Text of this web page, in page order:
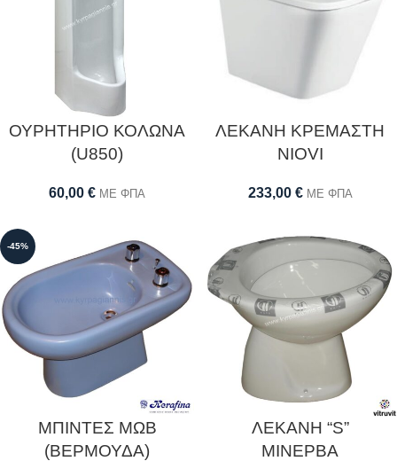
ΟΥΡΗΤΗΡΙΟ ΚΟΛΩΝΑ
(U850)
60,00 € ΜΕ ΦΠΑ
ΛΕΚΑΝΗ ΚΡΕΜΑΣΤΗ
NIOVI
233,00 € ΜΕ ΦΠΑ
-45%
ΜΠΙΝΤΕΣ ΜΩΒ
(ΒΕΡΜΟΥΔΑ)
ΛΕΚΑΝΗ “S”
ΜΙΝΕΡΒΑ